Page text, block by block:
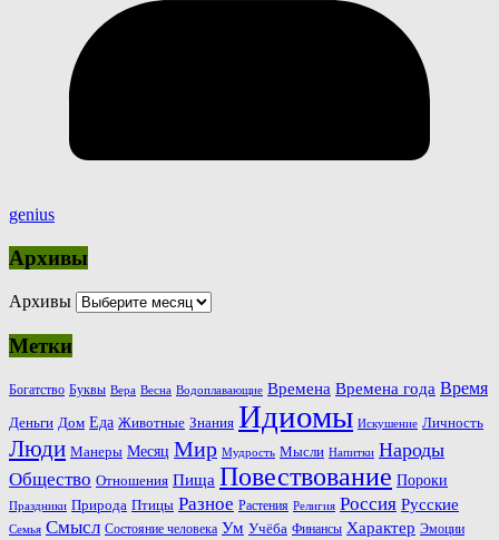
genius
Архивы
Архивы
Метки
Богатство Буквы Вера Весна Водоплавающие Времена Времена года Время
Деньги Дом Еда Животные Знания Идиомы Искушение Личность
Люди Манеры Месяц Мир Мудрость Мысли Напитки Народы
Общество Отношения Пища Повествование Пороки
Праздники Природа Птицы Разное Растения Религия Россия Русские
Семья Смысл Состояние человека Ум Учёба Финансы Характер Эмоции